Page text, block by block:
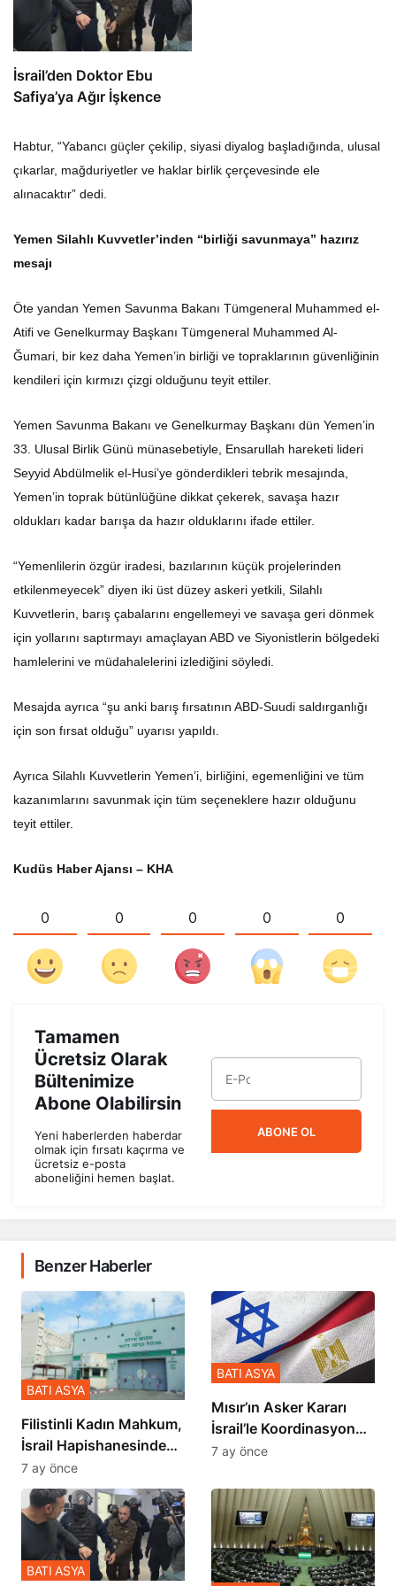
İsrail’den Doktor Ebu
Safiya’ya Ağır İşkence
Habtur, “Yabancı güçler çekilip, siyasi diyalog başladığında, ulusal
çıkarlar, mağduriyetler ve haklar birlik çerçevesinde ele
alınacaktır” dedi.
Yemen Silahlı Kuvvetler’inden “birliği savunmaya” hazırız
mesajı
Öte yandan Yemen Savunma Bakanı Tümgeneral Muhammed el-
Atifi ve Genelkurmay Başkanı Tümgeneral Muhammed Al-
Ğumari, bir kez daha Yemen’in birliği ve topraklarının güvenliğinin
kendileri için kırmızı çizgi olduğunu teyit ettiler.
Yemen Savunma Bakanı ve Genelkurmay Başkanı dün Yemen’in
33. Ulusal Birlik Günü münasebetiyle, Ensarullah hareketi lideri
Seyyid Abdülmelik el-Husi’ye gönderdikleri tebrik mesajında,
Yemen’in toprak bütünlüğüne dikkat çekerek, savaşa hazır
oldukları kadar barışa da hazır olduklarını ifade ettiler.
“Yemenlilerin özgür iradesi, bazılarının küçük projelerinden
etkilenmeyecek” diyen iki üst düzey askeri yetkili, Silahlı
Kuvvetlerin, barış çabalarını engellemeyi ve savaşa geri dönmek
için yollarını saptırmayı amaçlayan ABD ve Siyonistlerin bölgedeki
hamlelerini ve müdahalelerini izlediğini söyledi.
Mesajda ayrıca “şu anki barış fırsatının ABD-Suudi saldırganlığı
için son fırsat olduğu” uyarısı yapıldı.
Ayrıca Silahlı Kuvvetlerin Yemen’i, birliğini, egemenliğini ve tüm
kazanımlarını savunmak için tüm seçeneklere hazır olduğunu
teyit ettiler.
Kudüs Haber Ajansı – KHA
0 0 0 0 0
Tamamen
Ücretsiz Olarak
Bültenimize
Abone Olabilirsin
Yeni haberlerden haberdar
olmak için fırsatı kaçırma ve
ücretsiz e-posta
aboneliğini hemen başlat.
ABONE OL
Benzer Haberler
Filistinli Kadın Mahkum,
İsrail Hapishanesindeki
Zulmü Anlattı
BATI ASYA
7 ay önce
Mısır’ın Asker Kararı
İsrail’le Koordinasyon
İçinde Gerçekleşmiş
BATI ASYA
7 ay önce
BATI ASYA